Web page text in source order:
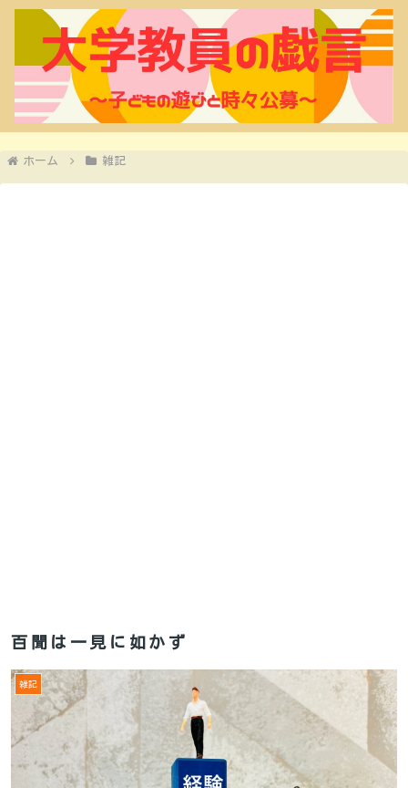
ホーム 雑記
百聞は一見に如かず
雑記